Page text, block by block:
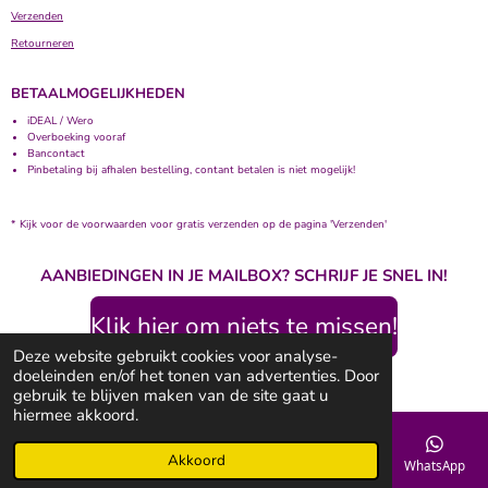
Deze website gebruikt cookies voor analyse-
doeleinden en/of het tonen van advertenties. Door
gebruik te blijven maken van de site gaat u
hiermee akkoord.
Akkoord
Verzenden
Retourneren
BETAALMOGELIJKHEDEN
iDEAL / Wero
Overboeking vooraf
Bancontact
Pinbetaling bij afhalen bestelling, contant betalen is niet mogelijk!
* Kijk voor de voorwaarden voor gratis verzenden op de pagina 'Verzenden'
AANBIEDINGEN IN JE MAILBOX? SCHRIJF JE SNEL IN!
Klik hier om niets te missen!
© 2020 - 2026 Bolletje Wolletje
Powered by JouwWeb
Telefoonnummer WhatsApp